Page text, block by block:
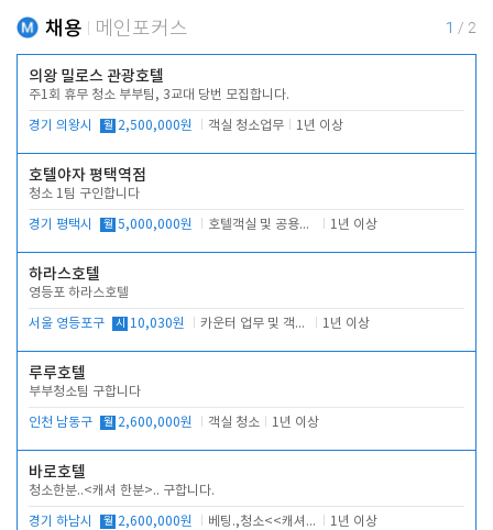
채용 메인포커스 1 / 2
의왕 밀로스 관광호텔
주1회 휴무 청소 부부팀, 3교대 당번 모집합니다.
경기 의왕시 월 2,500,000원 객실 청소업무 1년 이상
호텔야자 평택역점
청소 1팀 구인합니다
경기 평택시 월 5,000,000원 호텔객실 및 공용시설 청소 관리 1년 이상
하라스호텔
영등포 하라스호텔
서울 영등포구 시 10,030원 카운터 업무 및 객실관리(청소상태 확인, 객실판매) 1년 이상
루루호텔
부부청소팀 구합니다
인천 남동구 월 2,600,000원 객실 청소 1년 이상
바로호텔
청소한분..<캐셔 한분>.. 구합니다.
경기 하남시 월 2,600,000원 베팅.,청소<<캐셔 모셔봅니다. 1년 이상